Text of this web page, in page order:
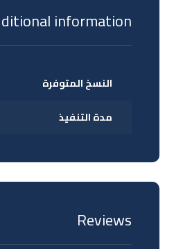
information
النسخ المتوفرة
مدة التنفيذ
Reviews